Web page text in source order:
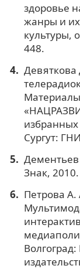
здоровье
жанры и
культуры,
448.
избранных
Сургут:
Знак,
Петрова